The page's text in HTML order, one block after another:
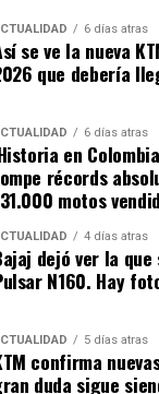
moto de estilo
un manillar
que rinden
nombre:
por más de
al resto de
con claras
6 días atras
se ve la nueva
que debería
6 días atras
en
récords
motos
4 días atras
dejó ver la
N160. Hay
5 días atras
confirma
duda sigue